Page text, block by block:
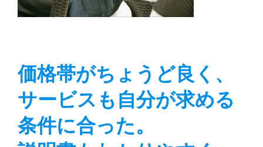
価格帯がちょうど良く、
サービスも自分が求める
条件に合った。